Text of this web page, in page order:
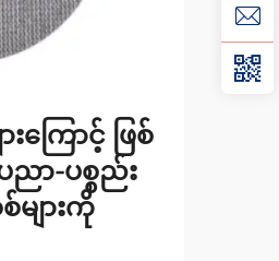
ကြောင့် ဖြစ်
ညာ-ပစ္စည်း
များကို